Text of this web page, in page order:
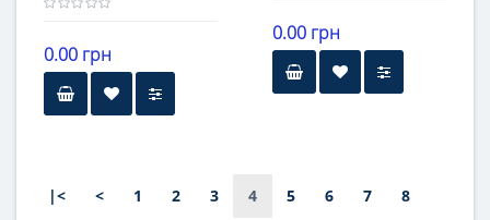
0.00 грн
101-120 кг
0.00 грн
|< < 1 2 3 4 5 6 7 8